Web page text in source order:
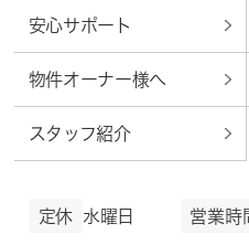
安心サポート
物件オーナー様へ
スタッフ紹介
定休 水曜日 営業時